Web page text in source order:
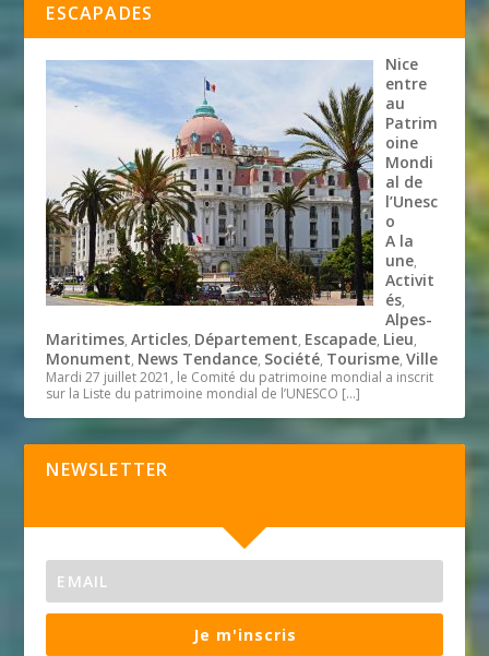
ESCAPADES
Nice
entre
au
Patrim
oine
Mondi
al de
l’Unesc
o
A la
une,
Activit
és,
Alpes-
Maritimes,Articles, Département, Escapade, Lieu,
Monument, News Tendance, Société, Tourisme,Ville
Mardi 27 juillet 2021, le Comité du patrimoine mondial a inscrit
sur la Liste du patrimoine mondial de l’UNESCO […]
NEWSLETTER
Je m'inscris